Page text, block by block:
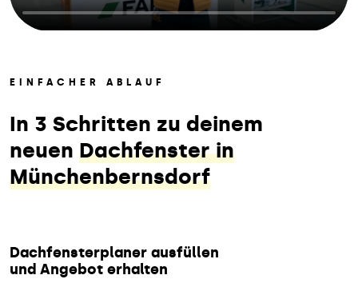
EINFACHER ABLAUF
In 3 Schritten zu deinem
neuen Dachfenster in
Münchenbernsdorf
Dachfensterplaner ausfüllen
und Angebot erhalten